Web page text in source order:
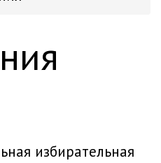
избирательная